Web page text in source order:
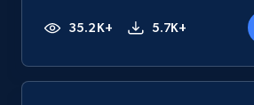
35.2K+ 5.7K+